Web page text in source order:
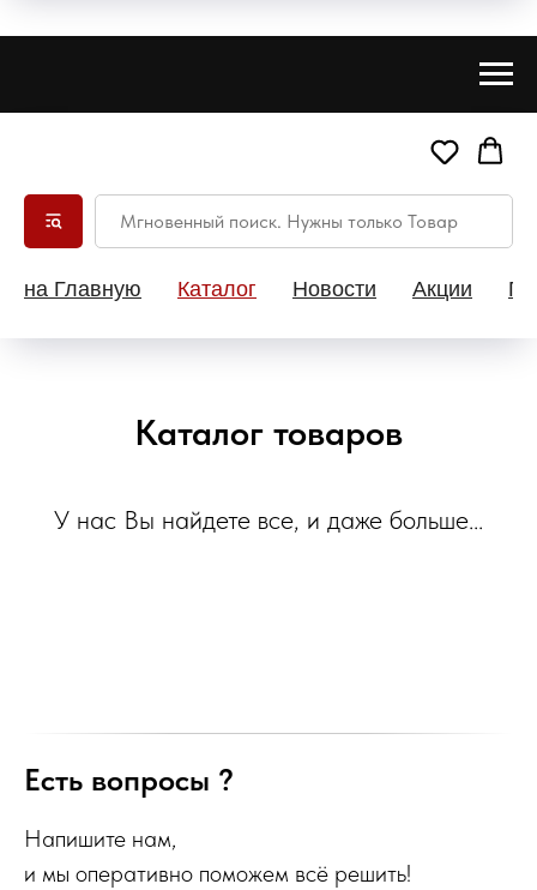
на Главную Каталог Новости Акции
Каталог товаров
У нас Вы найдете все, и даже больше...
Есть вопросы ?
Напишите нам,
и мы оперативно поможем всё решить!